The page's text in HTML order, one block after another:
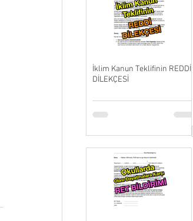
İklim Kanun Teklifinin REDDİ
DİLEKÇESİ